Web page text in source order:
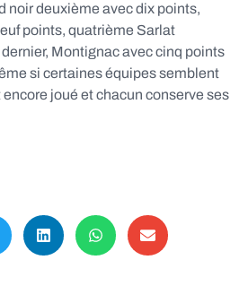
noir deuxième avec dix points,
points, quatrième Sarlat
Montignac avec cinq points
si certaines équipes semblent
encore joué et chacun conserve ses